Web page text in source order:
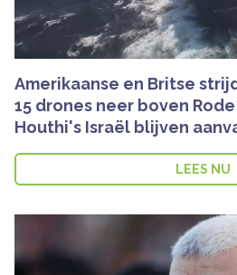
Amerikaanse en Britse
15 drones neer boven
Houthi's Israël blijven
LEES NU